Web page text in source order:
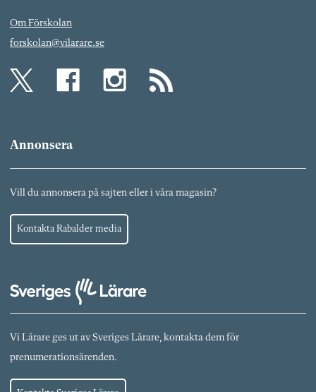
Om Förskolan
forskolan@vilarare.se
Annonsera
Vill du annonsera på sajten eller i våra magasin?
Kontakta Rabalder media
Vi Lärare ges ut av Sveriges Lärare, kontakta dem för
prenumerationsärenden.